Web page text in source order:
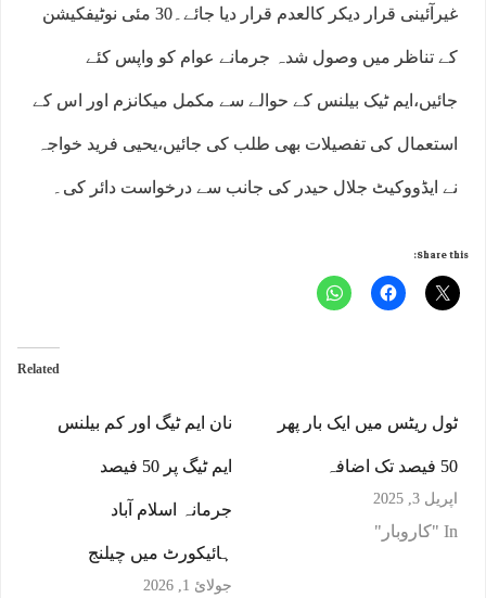
غیرآئینی قرار دیکر کالعدم قرار دیا جائے۔30 مئی نوٹیفکیشن
کے تناظر میں وصول شدہ جرمانے عوام کو واپس کئے
جائیں،ایم ٹیک بیلنس کے حوالے سے مکمل میکانزم اور اس کے
استعمال کی تفصیلات بھی طلب کی جائیں،یحیی فرید خواجہ
نے ایڈووکیٹ جلال حیدر کی جانب سے درخواست دائر کی۔
Share this:
Related
نان ایم ٹیگ اور کم بیلنس
ایم ٹیگ پر 50 فیصد
جرمانہ اسلام آباد
ہائیکورٹ میں چیلنج
جولائ 1, 2026
ٹول ریٹس میں ایک بار پھر
50 فیصد تک اضافہ
اپریل 3, 2025
In "کاروبار"